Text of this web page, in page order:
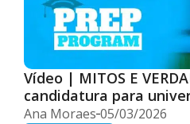
Vídeo | MITOS E
candidatura para
Ana Moraes 05/03/2026